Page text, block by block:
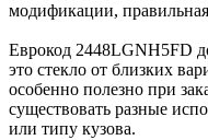
модификации, правильная
Еврокод 2448LGNH5FD
это стекло от близких
особенно полезно при
существовать разные
или типу кузова.